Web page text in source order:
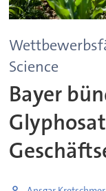
Science
Bayer